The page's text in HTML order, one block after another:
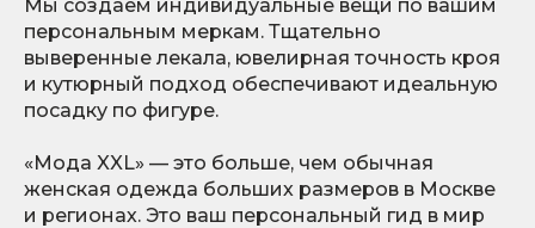
Мы создаем индивидуальные вещи по вашим
персональным меркам. Тщательно
выверенные лекала, ювелирная точность кроя
и кутюрный подход обеспечивают идеальную
посадку по фигуре.
«Мода XXL» — это больше, чем обычная
женская одежда больших размеров в Москве
и регионах. Это ваш персональный гид в мир